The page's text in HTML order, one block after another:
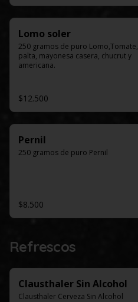
Lomo soler
250 gramos de puro Lomo,Tomate,
palta, mayonesa casera, chucrut y
americana.
$12.500
Pernil
250 gramos de puro Pernil
$8.500
Refrescos
Clausthaler Sin Alcohol
Clausthaler Cerveza Sin Alcohol